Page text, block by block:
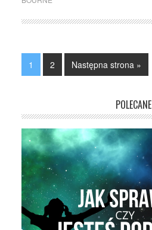
1 2 Następna strona »
POLECANE